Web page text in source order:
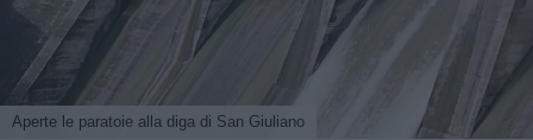
Aperte le paratoie alla diga di San Giuliano